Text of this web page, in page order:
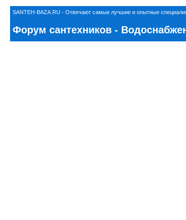
SANTEH-BAZA.RU - Отвечают самые лучшие и опытные
Форум сантехников -